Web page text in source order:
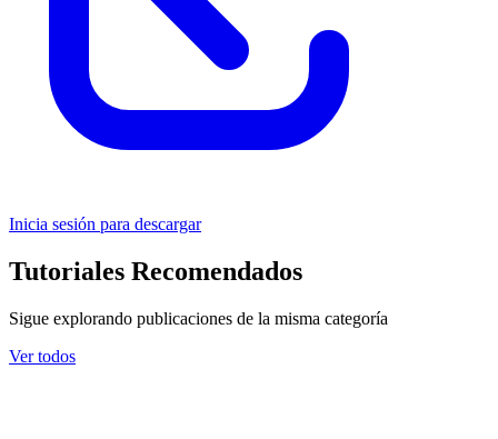
Inicia sesión para descargar
Tutoriales Recomendados
Sigue explorando publicaciones de la misma categoría
Ver todos